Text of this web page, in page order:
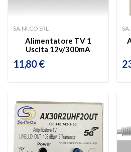
SA.NI.CO SRL
Alimentatore TV 1
Uscita 12v/300mA
11,80 €